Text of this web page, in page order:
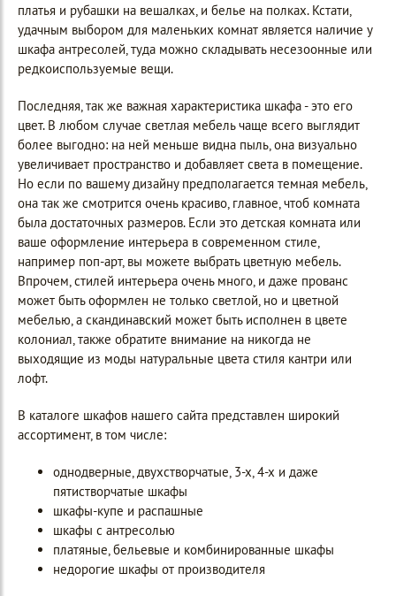
платья и рубашки на вешалках, и белье на полках. Кстати,
удачным выбором для маленьких комнат является наличие у
шкафа антресолей, туда можно складывать несезоонные или
редкоиспользуемые вещи.
Последняя, так же важная характеристика шкафа - это его
цвет. В любом случае светлая мебель чаще всего выглядит
более выгодно: на ней меньше видна пыль, она визуально
увеличивает пространство и добавляет света в помещение.
Но если по вашему дизайну предполагается темная мебель,
она так же смотрится очень красиво, главное, чтоб комната
была достаточных размеров. Если это детская комната или
ваше оформление интерьера в современном стиле,
например поп-арт, вы можете выбрать цветную мебель.
Впрочем, стилей интерьера очень много, и даже прованс
может быть оформлен не только светлой, но и цветной
мебелью, а скандинавский может быть исполнен в цвете
колониал, также обратите внимание на никогда не
выходящие из моды натуральные цвета стиля кантри или
лофт.
В каталоге шкафов нашего сайта представлен широкий
ассортимент, в том числе:
однодверные, двухстворчатые, 3-х, 4-х и даже
пятистворчатые шкафы
шкафы-купе и распашные
шкафы с антресолью
платяные, бельевые и комбинированные шкафы
недорогие шкафы от производителя